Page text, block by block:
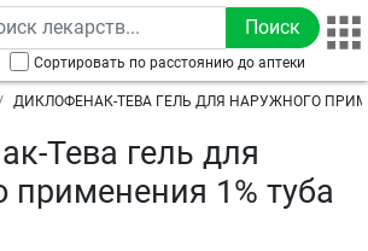
содержанию
Сортировать по расстоянию до аптеки
ДИКЛОФЕНАК-ТЕВА ГЕЛЬ ДЛЯ НАРУЖНОГО
Тева гель для
применения 1% туба